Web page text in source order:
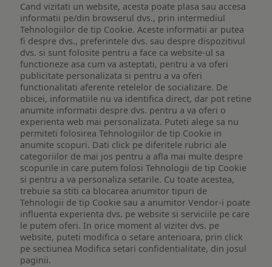
Cand vizitati un website, acesta poate plasa sau accesa
informatii pe/din browserul dvs., prin intermediul
Tehnologiilor de tip Cookie. Aceste informatii ar putea
fi despre dvs., preferintele dvs. sau despre dispozitivul
dvs. si sunt folosite pentru a face ca website-ul sa
functioneze asa cum va asteptati, pentru a va oferi
publicitate personalizata si pentru a va oferi
functionalitati aferente retelelor de socializare. De
obicei, informatiile nu va identifica direct, dar pot retine
anumite informatii despre dvs. pentru a va oferi o
experienta web mai personalizata. Puteti alege sa nu
permiteti folosirea Tehnologiilor de tip Cookie in
anumite scopuri. Dati click pe diferitele rubrici ale
categoriilor de mai jos pentru a afla mai multe despre
scopurile in care putem folosi Tehnologii de tip Cookie
si pentru a va personaliza setarile. Cu toate acestea,
trebuie sa stiti ca blocarea anumitor tipuri de
Tehnologii de tip Cookie sau a anumitor Vendor-i poate
influenta experienta dvs. pe website si serviciile pe care
le putem oferi. In orice moment al vizitei dvs. pe
website, puteti modifica o setare anterioara, prin click
pe sectiunea Modifica setari confidentialitate, din josul
paginii.